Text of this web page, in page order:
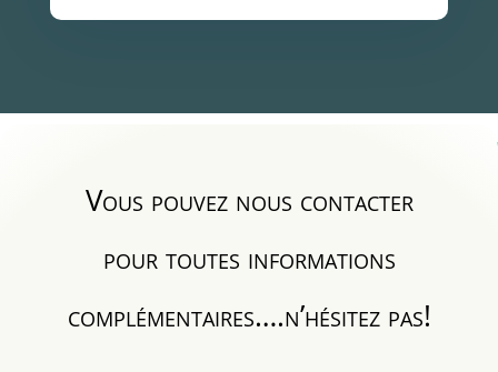
Vous pouvez nous contacter
pour toutes informations
complémentaires….n’hésitez pas!